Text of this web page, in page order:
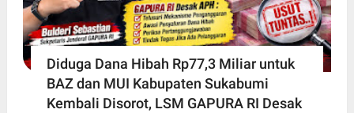
Diduga Dana Hibah Rp77,3 Miliar untuk
BAZ dan MUI Kabupaten Sukabumi
Kembali Disorot, LSM GAPURA RI Desak